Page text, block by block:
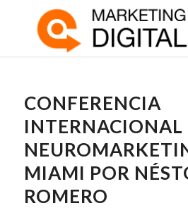
CONFERENCIA
INTERNACIONAL
MIAMI POR
ROMERO